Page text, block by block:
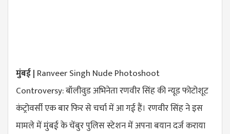
मुंबई | Ranveer Singh Nude Photoshoot
Controversy:बॉलीवुड अभिनेता रणवीर सिंह की न्यूड फोटोशूट
कंट्रोवर्सी एक बार फिर से चर्चा में आ गई हैं। रणवीर सिंह ने इस
मामले में मुंबई के चेंबुर पुलिस स्टेशन में अपना बयान दर्ज कराया